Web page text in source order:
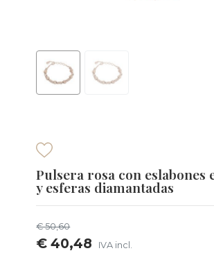
Pulsera rosa con eslabones
y esferas diamantadas
€ 50,60
€ 40,48 IVA incl.